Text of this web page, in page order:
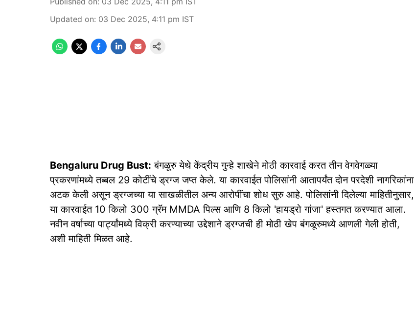
Updated on: 03 Dec 2025, 4:11 pm IST
Bengaluru Drug Bust: बंगळूरु येथे केंद्रीय गुन्हे शाखेने मोठी कारवाई करत तीन वेगवेगळ्या
प्रकरणांमध्ये तब्बल 29 कोटींचे ड्रग्ज जप्त केले. या कारवाईत पोलिसांनी आतापर्यंत दोन परदेशी नागरिकांना
अटक केली असून ड्रग्जच्या या साखळीतील अन्य आरोपींचा शोध सुरु आहे. पोलिसांनी दिलेल्या माहितीनुसार,
या कारवाईत 10 किलो 300 ग्रॅम MMDA पिल्स आणि 8 किलो 'हायड्रो गांजा' हस्तगत करण्यात आला.
नवीन वर्षाच्या पार्ट्यांमध्ये विक्री करण्याच्या उद्देशाने ड्रग्जची ही मोठी खेप बंगळूरुमध्ये आणली गेली होती,
अशी माहिती मिळत आहे.